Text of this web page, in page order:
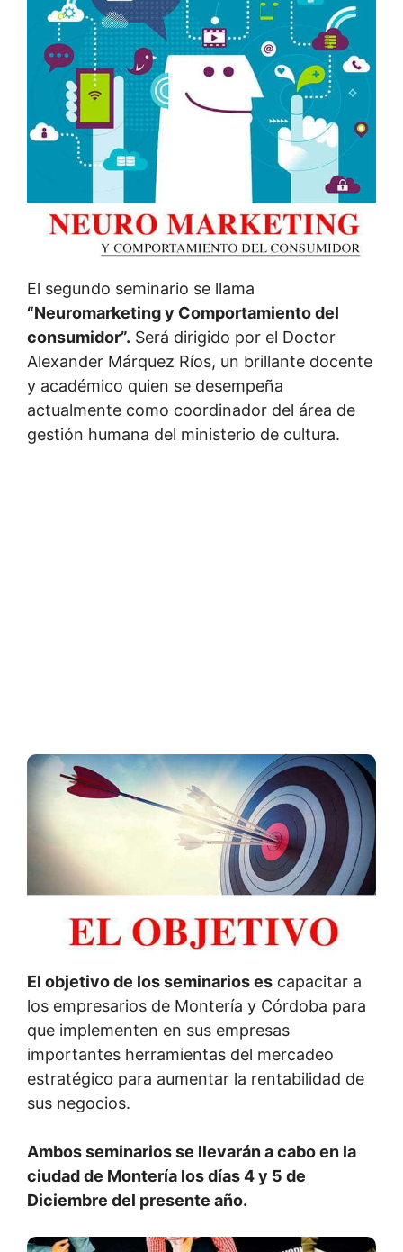
El segundo seminario se llama
“Neuromarketing y Comportamiento del
consumidor”. Será dirigido por el Doctor
Alexander Márquez Ríos, un brillante docente
y académico quien se desempeña
actualmente como coordinador del área de
gestión humana del ministerio de cultura.
El objetivo de los seminarios es capacitar a
los empresarios de Montería y Córdoba para
que implementen en sus empresas
importantes herramientas del mercadeo
estratégico para aumentar la rentabilidad de
sus negocios.
Ambos seminarios se llevarán a cabo en la
ciudad de Montería los días 4 y 5 de
Diciembre del presente año.